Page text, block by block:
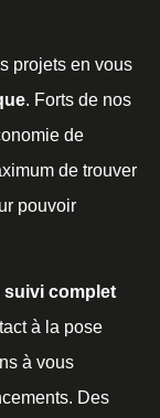
projets en vous
. Forts de nos
de
de trouver
pouvoir
suivi complet
à la pose
à vous
Des